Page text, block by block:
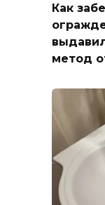
Как
метод